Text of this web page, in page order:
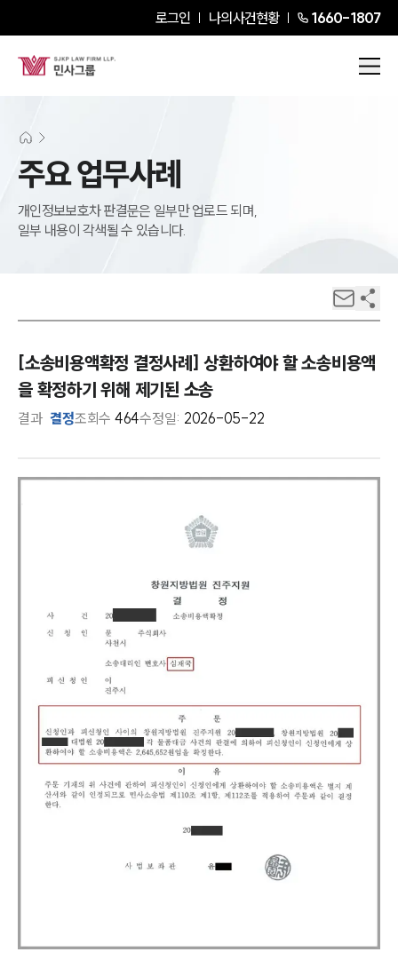
로그인 나의사건현황 1660-1807
주요 업무사례
개인정보보호차 판결문은 일부만 업로드 되며,
일부 내용이 각색될 수 있습니다.
[소송비용액확정 결정사례] 상환하여야 할 소송비용액
을 확정하기 위해 제기된 소송
결과 결정조회수 464수정일: 2026-05-22